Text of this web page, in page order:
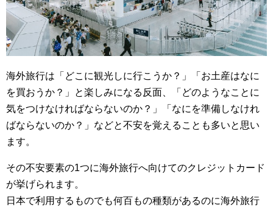
海外旅行は「どこに観光しに行こうか？」「お土産はなに
を買おうか？」と楽しみになる反面、「どのようなことに
気をつけなければならないのか？」「なにを準備しなけれ
ばならないのか？」などと不安を覚えることも多いと思い
ます。
その不安要素の1つに海外旅行へ向けてのクレジットカード
が挙げられます。
日本で利用するものでも何百もの種類があるのに海外旅行